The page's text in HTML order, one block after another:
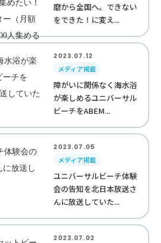
磨から全国へ。できない
をできた！に変え...
2023.07.12
メディア掲載
障がいに関係なく海水浴
が楽しめるユニバーサル
ビーチをABEM...
2023.07.05
メディア掲載
ユニバーサルビーチ体験
会の告知を北日本放送さ
んに放送していた...
2023.07.02